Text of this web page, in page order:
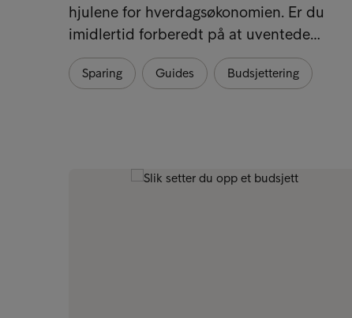
hjulene for hverdagsøkonomien. Er du
imidlertid forberedt på at uventede…
Sparing Guides Budsjettering